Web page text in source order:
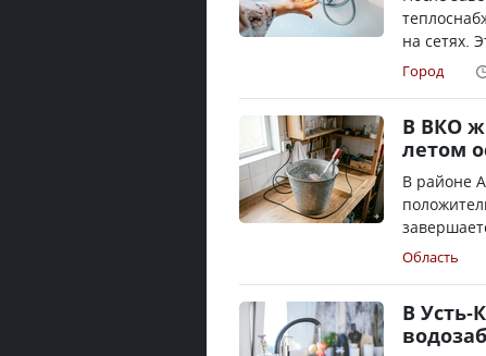
на сетях.
Город
В ВКО
летом
В районе
Область
В Усть-